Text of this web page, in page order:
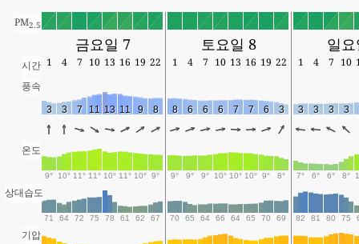
PM2.5
금요일 7 토요일 8 일
시간 1 4 7 10 13 16 19 22 1 4 7 10 13 16 19 22 1 4 7 10
풍속
3 3 7 11 13 11 9 8 8 6 6 6 7 7 6 3 3 3 3 3
온도
9° 10° 11° 11° 10° 11° 10° 9° 9° 9° 9° 10° 10° 10° 9° 8° 7° 6° 6° 8°
상대습도
71 64 72 75 78 61 62 67 70 65 64 66 64 65 70 69 82 81 80 75
기압